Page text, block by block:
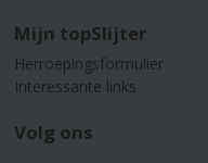
Mijn topSlijter
Herroepingsformulier
Interessante links
Volg ons